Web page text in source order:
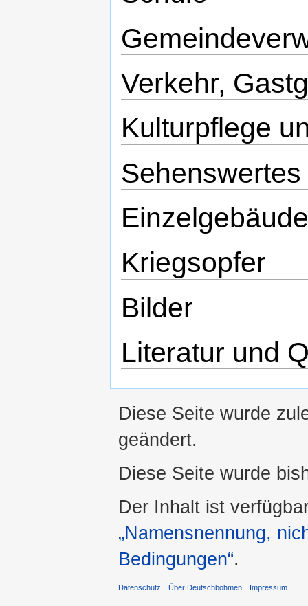
Verkehr,
Kulturpflege
Sehenswertes
Kriegsopfer
Bilder
Literatur und
Diese Seite wurde
geändert.
Diese Seite wurde
Der Inhalt ist
„Namensnennung,
Bedingungen“.
Datenschutz Über Deutschböhmen Impressum